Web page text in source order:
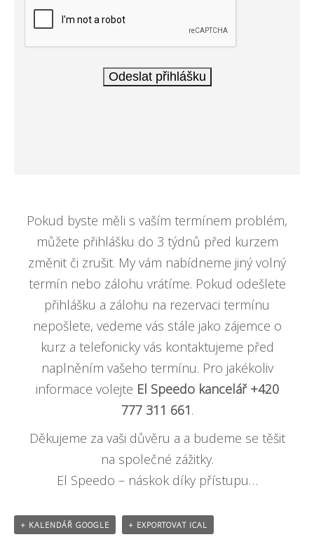
Pokud byste měli s vaším termínem problém,
můžete přihlášku do 3 týdnů před kurzem
změnit či zrušit. My vám nabídneme jiný volný
termín nebo zálohu vrátíme. Pokud odešlete
přihlášku a zálohu na rezervaci termínu
nepošlete, vedeme vás stále jako zájemce o
kurz a telefonicky vás kontaktujeme před
naplněním vašeho termínu. Pro jakékoliv
informace volejte El Speedo kancelář +420
777 311 661.
Děkujeme za vaši důvěru a a budeme se těšit
na společné zážitky.
El Speedo – náskok díky přístupu…
+ KALENDÁŘ GOOGLE + EXPORTOVAT ICAL